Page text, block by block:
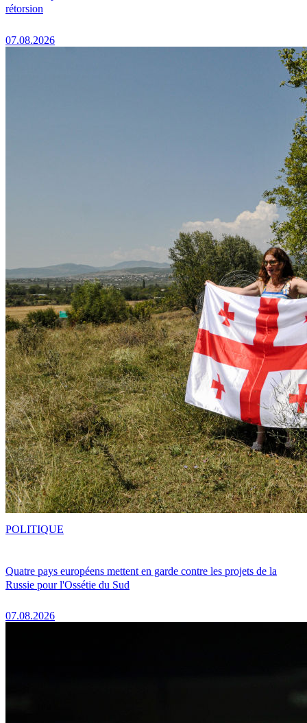
rétorsion
07.08.2026
Quatre pays européens mettent en garde contre les projets de la
Russie pour l'Ossétie du Sud
07.08.2026
POLITIQUE